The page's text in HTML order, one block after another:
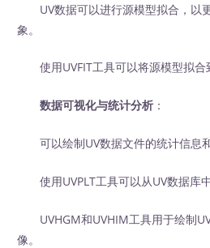
UV数据可以进行源模型拟合，以
象。
使用UVFIT工具可以将源模型拟合
数据可视化与统计分析 ：
可以绘制UV数据文件的统计信息和
使用UVPLT工具可以从UV数据库中
UVHGM和UVHIM工具用于绘制
像。